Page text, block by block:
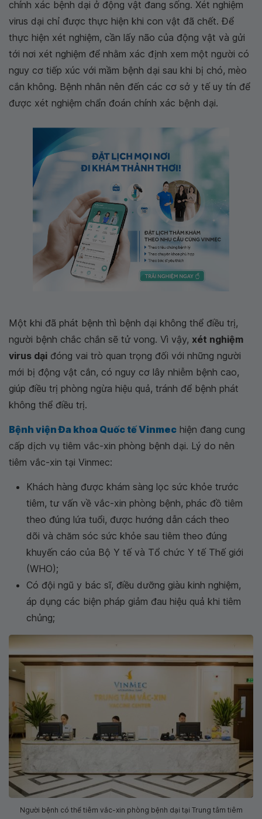
chính xác bệnh dại ở động vật đang sống. Xét nghiệm
virus dại chỉ được thực hiện khi con vật đã chết. Để
thực hiện xét nghiệm, cần lấy não của động vật và gửi
tới nơi xét nghiệm để nhằm xác định xem một người có
nguy cơ tiếp xúc với mầm bệnh dại sau khi bị chó, mèo
cắn không. Bệnh nhân nên đến các cơ sở y tế uy tín để
được xét nghiệm chẩn đoán chính xác bệnh dại.
Một khi đã phát bệnh thì bệnh dại không thể điều trị,
người bệnh chắc chắn sẽ tử vong. Vì vậy, xét nghiệm
virus dại đóng vai trò quan trọng đối với những người
mới bị động vật cắn, có nguy cơ lây nhiễm bệnh cao,
giúp điều trị phòng ngừa hiệu quả, tránh để bệnh phát
không thể điều trị.
Bệnh viện Đa khoa Quốc tế Vinmec hiện đang cung
cấp dịch vụ tiêm vắc-xin phòng bệnh dại. Lý do nên
tiêm vắc-xin tại Vinmec:
Khách hàng được khám sàng lọc sức khỏe trước
tiêm, tư vấn về vắc-xin phòng bệnh, phác đồ tiêm
theo đúng lứa tuổi, được hướng dẫn cách theo
dõi và chăm sóc sức khỏe sau tiêm theo đúng
khuyến cáo của Bộ Y tế và Tổ chức Y tế Thế giới
(WHO);
Có đội ngũ y bác sĩ, điều dưỡng giàu kinh nghiệm,
áp dụng các biện pháp giảm đau hiệu quả khi tiêm
chủng;
Người bệnh có thể tiêm vắc-xin phòng bệnh dại tại Trung tâm tiêm